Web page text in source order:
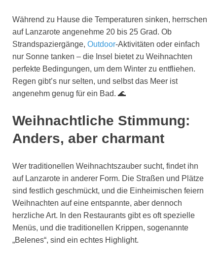
Während zu Hause die Temperaturen sinken, herrschen
auf Lanzarote angenehme 20 bis 25 Grad. Ob
Strandspaziergänge, Outdoor-Aktivitäten oder einfach
nur Sonne tanken – die Insel bietet zu Weihnachten
perfekte Bedingungen, um dem Winter zu entfliehen.
Regen gibt’s nur selten, und selbst das Meer ist
angenehm genug für ein Bad. 🌊
Weihnachtliche Stimmung:
Anders, aber charmant
Wer traditionellen Weihnachtszauber sucht, findet ihn
auf Lanzarote in anderer Form. Die Straßen und Plätze
sind festlich geschmückt, und die Einheimischen feiern
Weihnachten auf eine entspannte, aber dennoch
herzliche Art. In den Restaurants gibt es oft spezielle
Menüs, und die traditionellen Krippen, sogenannte
„Belenes“, sind ein echtes Highlight.